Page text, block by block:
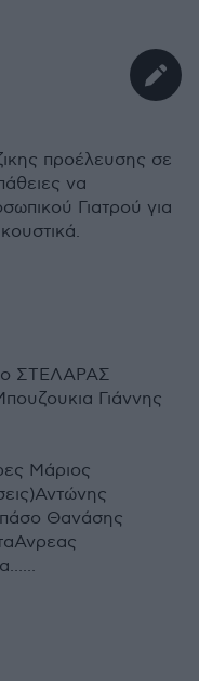
προέλευσης σε
να
Γιατρού για
ο ΣΤΕΛΑΡΑΣ
Γιάννης
Μάριος
Θανάσης